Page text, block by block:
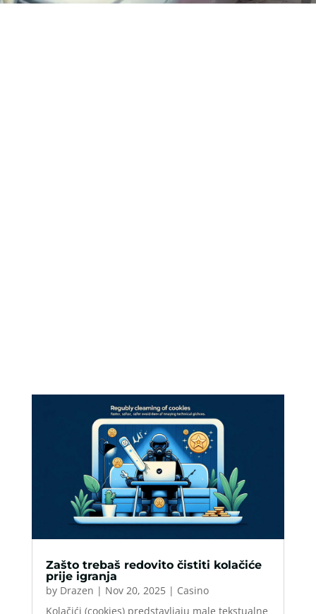
Zašto trebaš redovito čistiti kolačiće
prije igranja
by Drazen | Nov 20, 2025| Casino
Kolačići (cookies) predstavljaju male tekstualne